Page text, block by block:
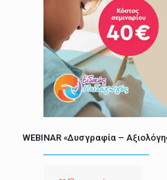
WEBINAR «Δυσγραφία –